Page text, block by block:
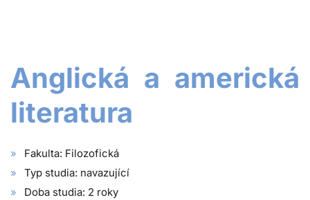
Anglická a americká
literatura
Fakulta: Filozofická
Typ studia: navazující
Doba studia: 2 roky